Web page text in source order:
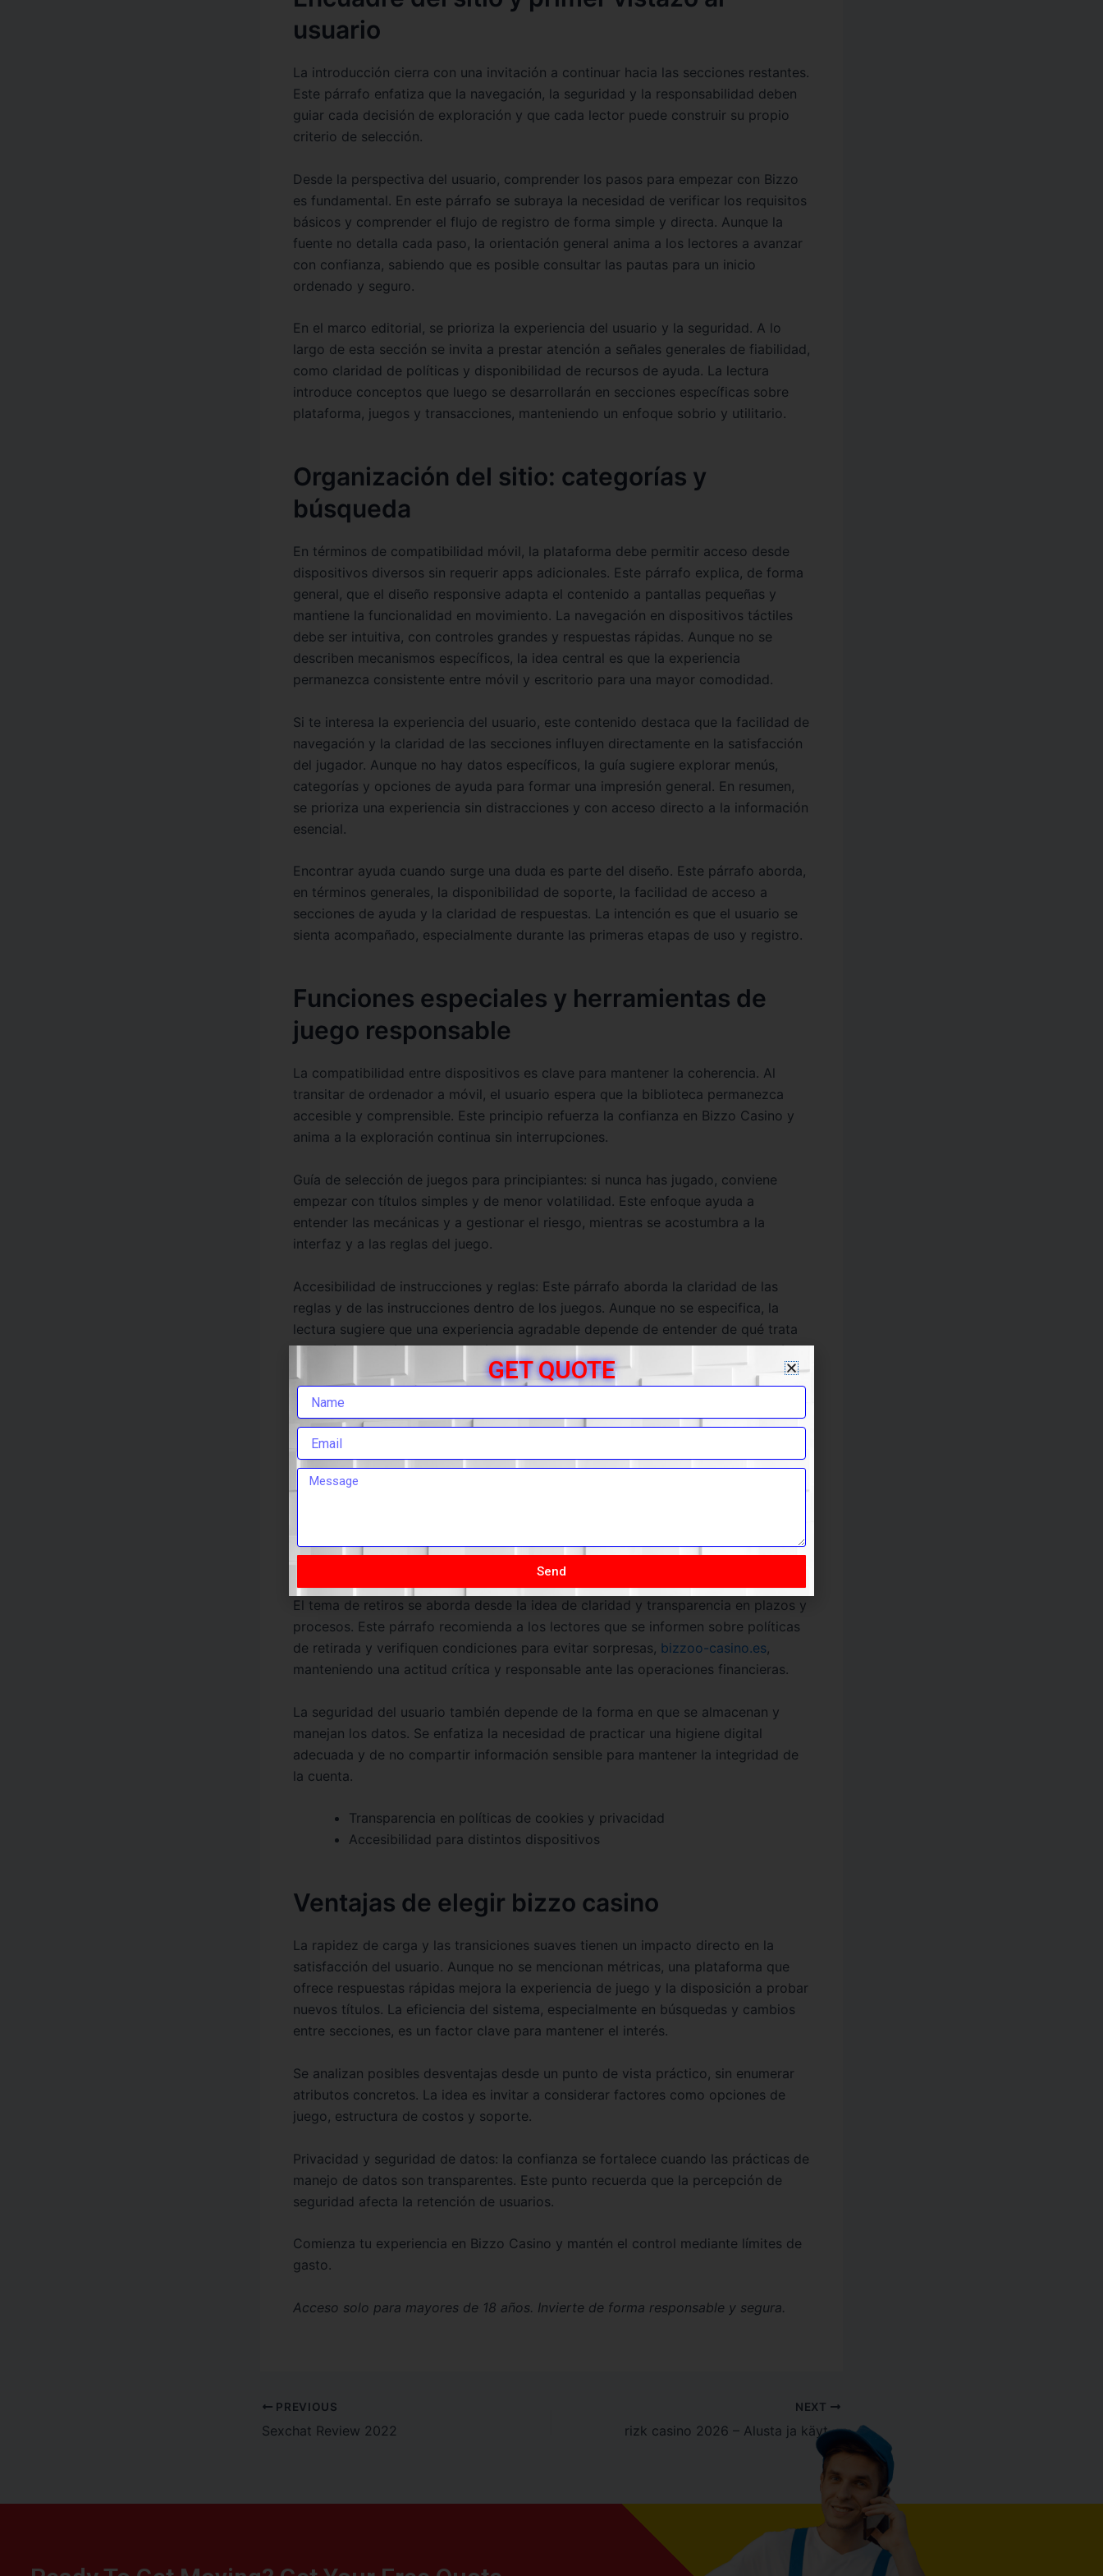
usuario
La introducción cierra con una invitación a continuar hacia las secciones restantes.
Este párrafo enfatiza que la navegación, la seguridad y la responsabilidad deben
guiar cada decisión de exploración y que cada lector puede construir su propio
criterio de selección.
Desde la perspectiva del usuario, comprender los pasos para empezar con Bizzo
es fundamental. En este párrafo se subraya la necesidad de verificar los requisitos
básicos y comprender el flujo de registro de forma simple y directa. Aunque la
fuente no detalla cada paso, la orientación general anima a los lectores a avanzar
con confianza, sabiendo que es posible consultar las pautas para un inicio
ordenado y seguro.
En el marco editorial, se prioriza la experiencia del usuario y la seguridad. A lo
largo de esta sección se invita a prestar atención a señales generales de fiabilidad,
como claridad de políticas y disponibilidad de recursos de ayuda. La lectura
introduce conceptos que luego se desarrollarán en secciones específicas sobre
plataforma, juegos y transacciones, manteniendo un enfoque sobrio y utilitario.
Organización del sitio: categorías y
búsqueda
En términos de compatibilidad móvil, la plataforma debe permitir acceso desde
dispositivos diversos sin requerir apps adicionales. Este párrafo explica, de forma
general, que el diseño responsive adapta el contenido a pantallas pequeñas y
mantiene la funcionalidad en movimiento. La navegación en dispositivos táctiles
debe ser intuitiva, con controles grandes y respuestas rápidas. Aunque no se
describen mecanismos específicos, la idea central es que la experiencia
permanezca consistente entre móvil y escritorio para una mayor comodidad.
Si te interesa la experiencia del usuario, este contenido destaca que la facilidad de
navegación y la claridad de las secciones influyen directamente en la satisfacción
del jugador. Aunque no hay datos específicos, la guía sugiere explorar menús,
categorías y opciones de ayuda para formar una impresión general. En resumen,
se prioriza una experiencia sin distracciones y con acceso directo a la información
esencial.
Encontrar ayuda cuando surge una duda es parte del diseño. Este párrafo aborda,
en términos generales, la disponibilidad de soporte, la facilidad de acceso a
secciones de ayuda y la claridad de respuestas. La intención es que el usuario se
sienta acompañado, especialmente durante las primeras etapas de uso y registro.
Funciones especiales y herramientas de
juego responsable
La compatibilidad entre dispositivos es clave para mantener la coherencia. Al
transitar de ordenador a móvil, el usuario espera que la biblioteca permanezca
accesible y comprensible. Este principio refuerza la confianza en Bizzo Casino y
anima a la exploración continua sin interrupciones.
Guía de selección de juegos para principiantes: si nunca has jugado, conviene
empezar con títulos simples y de menor volatilidad. Este enfoque ayuda a
entender las mecánicas y a gestionar el riesgo, mientras se acostumbra a la
interfaz y a las reglas del juego.
Accesibilidad de instrucciones y reglas: Este párrafo aborda la claridad de las
reglas y de las instrucciones dentro de los juegos. Aunque no se especifica, la
lectura sugiere que una experiencia agradable depende de entender de qué trata
cada título y qué opciones están disponibles. En Bizzo Casino, una presentación
clara de las reglas podría reducir el abandono temprano y aumentar la confianza
en las decisiones de juego.
Licenciamiento y buenas prácticas
tecnologías usadas, el cumplimiento de buenas prácticas y políticas de privacidad
claras es un punto importante para la seguridad general.
El tema de retiros se aborda desde la idea de claridad y transparencia en plazos y
procesos. Este párrafo recomienda a los lectores que se informen sobre políticas
de retirada y verifiquen condiciones para evitar sorpresas, bizzoo-casino.es,
manteniendo una actitud crítica y responsable ante las operaciones financieras.
La seguridad del usuario también depende de la forma en que se almacenan y
manejan los datos. Se enfatiza la necesidad de practicar una higiene digital
adecuada y de no compartir información sensible para mantener la integridad de
la cuenta.
Transparencia en políticas de cookies y privacidad
Accesibilidad para distintos dispositivos
Ventajas de elegir bizzo casino
La rapidez de carga y las transiciones suaves tienen un impacto directo en la
satisfacción del usuario. Aunque no se mencionan métricas, una plataforma que
ofrece respuestas rápidas mejora la experiencia de juego y la disposición a probar
nuevos títulos. La eficiencia del sistema, especialmente en búsquedas y cambios
entre secciones, es un factor clave para mantener el interés.
Se analizan posibles desventajas desde un punto de vista práctico, sin enumerar
atributos concretos. La idea es invitar a considerar factores como opciones de
juego, estructura de costos y soporte.
Privacidad y seguridad de datos: la confianza se fortalece cuando las prácticas de
manejo de datos son transparentes. Este punto recuerda que la percepción de
seguridad afecta la retención de usuarios.
Comienza tu experiencia en Bizzo Casino y mantén el control mediante límites de
gasto.
Acceso solo para mayores de 18 años. Invierte de forma responsable y segura.
PREVIOUS
Sexchat Review 2022
NEXT
rizk casino 2026 – Alusta ja käyttöliittymät
GET QUOTE
Send